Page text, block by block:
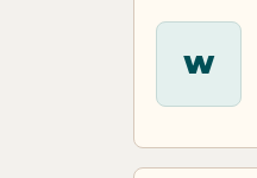
W